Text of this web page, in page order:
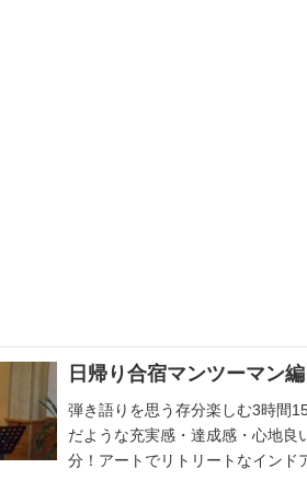
日帰り合宿マンツーマン編
弾き語りを思う存分楽しむ3時間
だような充実感・達成感・心地
分！アートでリトリートなインド